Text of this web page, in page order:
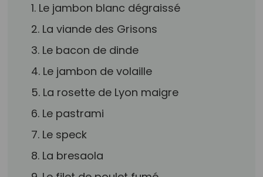
1. Le jambon blanc dégraissé
2. La viande des Grisons
3. Le bacon de dinde
4. Le jambon de volaille
5. La rosette de Lyon maigre
6. Le pastrami
7. Le speck
8. La bresaola